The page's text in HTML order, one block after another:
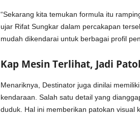
“Sekarang kita temukan formula itu
ujar Rifat Sungkar dalam percakapan
mudah dikendarai untuk berbagai profil
Kap Mesin Terlihat, Jadi
Menariknya, Destinator juga dinilai
kendaraan. Salah satu detail yang
duduk. Hal ini memberikan patokan visual